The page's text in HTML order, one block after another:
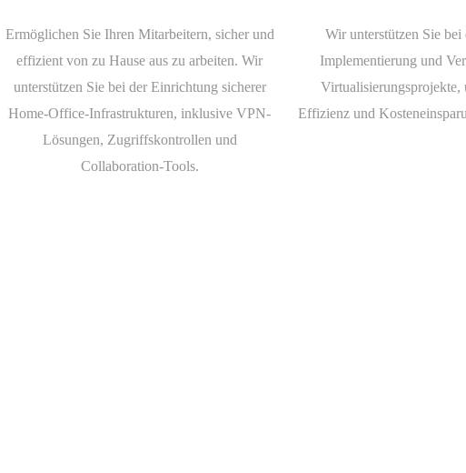
Ermöglichen Sie Ihren Mitarbeitern, sicher und
effizient von zu Hause aus zu arbeiten. Wir
unterstützen Sie bei der Einrichtung sicherer
Home-Office-Infrastrukturen, inklusive VPN-
Lösungen, Zugriffskontrollen und
Collaboration-Tools.
Wir unterstützen Sie bei
Implementierung und
Virtualisierungsprojekte,
Effizienz und